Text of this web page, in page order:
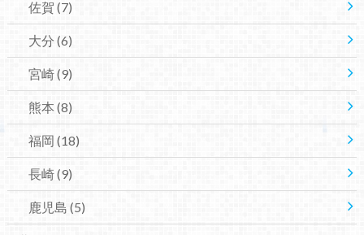
佐賀 (7)
大分 (6)
宮崎(9)
熊本(8)
福岡 (18)
長崎(9)
鹿児島 (5)